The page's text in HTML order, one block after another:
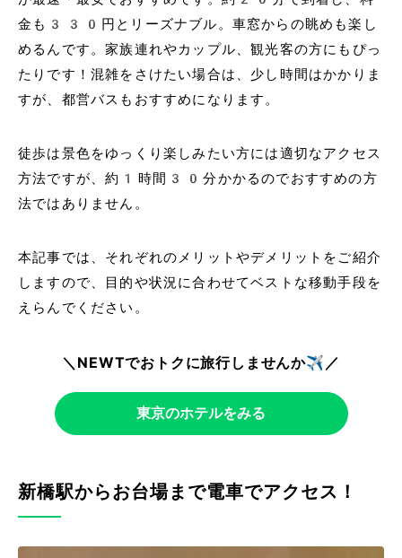
金も330円とリーズナブル。車窓からの眺めも楽し
めるんです。家族連れやカップル、観光客の方にもぴっ
たりです！混雑をさけたい場合は、少し時間はかかりま
すが、都営バスもおすすめになります。
徒歩は景色をゆっくり楽しみたい方には適切なアクセス
方法ですが、約1時間30分かかるのでおすすめの方
法ではありません。
本記事では、それぞれのメリットやデメリットをご紹介
しますので、目的や状況に合わせてベストな移動手段を
えらんでください。
＼NEWTでおトクに旅行しませんか✈️／
東京のホテルをみる
新橋駅からお台場まで電車でアクセス！